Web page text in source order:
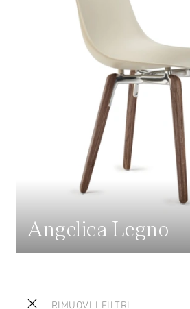
RIMUOVI I FILTRI
Angelica Legno